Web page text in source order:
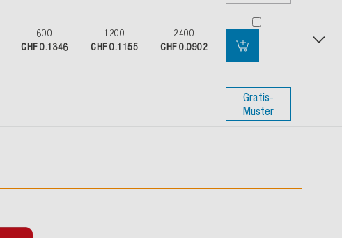
600
CHF 0.1346
1200
CHF 0.1155
2400
CHF 0.0902
Gratis-
Muster